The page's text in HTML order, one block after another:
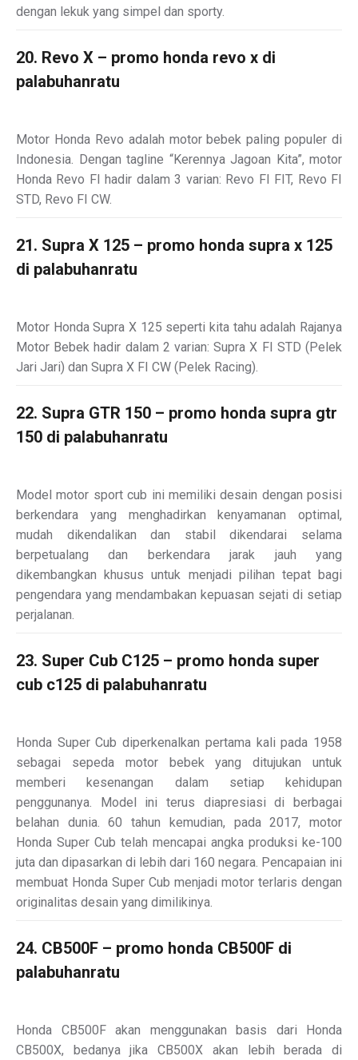
dengan lekuk yang simpel dan sporty.
20. Revo X – promo honda revo x di
palabuhanratu
Motor Honda Revo adalah motor bebek paling populer di
Indonesia. Dengan tagline “Kerennya Jagoan Kita”, motor
Honda Revo FI hadir dalam 3 varian: Revo FI FIT, Revo FI
STD, Revo FI CW.
21. Supra X 125 – promo honda supra x 125
di palabuhanratu
Motor Honda Supra X 125 seperti kita tahu adalah Rajanya
Motor Bebek hadir dalam 2 varian: Supra X FI STD (Pelek
Jari Jari) dan Supra X FI CW (Pelek Racing).
22. Supra GTR 150 – promo honda supra gtr
150 di palabuhanratu
Model motor sport cub ini memiliki desain dengan posisi
berkendara yang menghadirkan kenyamanan optimal,
mudah dikendalikan dan stabil dikendarai selama
berpetualang dan berkendara jarak jauh yang
dikembangkan khusus untuk menjadi pilihan tepat bagi
pengendara yang mendambakan kepuasan sejati di setiap
perjalanan.
23. Super Cub C125 – promo honda super
cub c125 di palabuhanratu
Honda Super Cub diperkenalkan pertama kali pada 1958
sebagai sepeda motor bebek yang ditujukan untuk
memberi kesenangan dalam setiap kehidupan
penggunanya. Model ini terus diapresiasi di berbagai
belahan dunia. 60 tahun kemudian, pada 2017, motor
Honda Super Cub telah mencapai angka produksi ke-100
juta dan dipasarkan di lebih dari 160 negara. Pencapaian ini
membuat Honda Super Cub menjadi motor terlaris dengan
originalitas desain yang dimilikinya.
24. CB500F – promo honda CB500F di
palabuhanratu
Honda CB500F akan menggunakan basis dari Honda
CB500X, bedanya jika CB500X akan lebih berada di